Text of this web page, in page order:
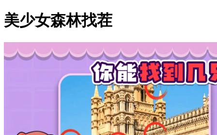
美少女森林找茬